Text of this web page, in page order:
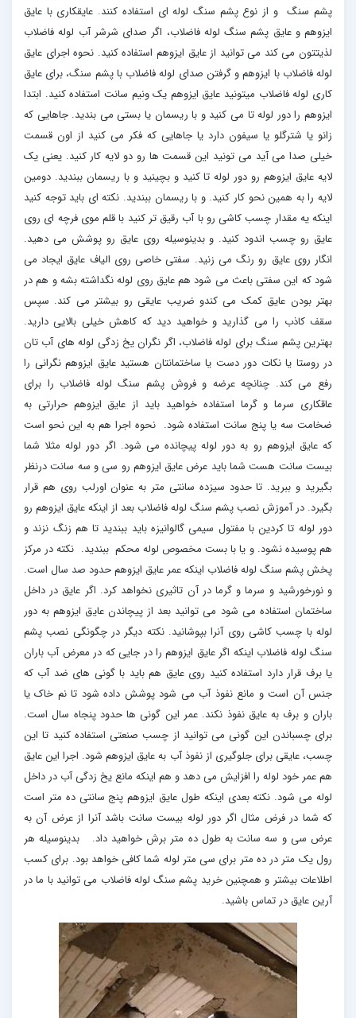
پشم سنگ و از نوع پشم سنگ لوله ای استفاده کنند. عایقکاری با عایق
ایزوهم و عایق پشم سنگ لوله فاضلاب، اگر صدای شرشر آب لوله فاضلاب
لذیتتون می کند می توانید از عایق ایزوهم استفاده کنید. نحوه اجرای عایق
لوله فاضلاب با ایزوهم و گرفتن صدای لوله فاضلاب با پشم سنگ، برای عایق
کاری لوله فاضلاب میتونید عایق ایزوهم یک ونیم سانت استفاده کنید. ابتدا
ایزوهم را دور لوله تا می کنید و با ریسمان یا بستی می بندید. جاهایی که
زانو یا شترگلو یا سیفون دارد یا جاهایی که فکر می کنید از اون قسمت
خیلی صدا می آید می تونید این قسمت ها رو دو لایه کار کنید. یعنی یک
لایه عایق ایزوهم رو دور لوله تا کنید و بچینید و با ریسمان ببندید. دومین
لایه را به همین نحو کار کنید. و با ریسمان ببندید. نکته ای باید توجه کنید
اینکه یه مقدار چسب کاشی رو با آب رقیق تر کنید با قلم موی فرچه ای روی
عایق رو چسب اندود کنید. و بدینوسیله روی عایق رو پوشش می دهید.
انگار روی عایق رو رنگ می زنید. سفتی خاصی روی الیاف عایق ایجاد می
شود که این سفتی باعث می شود هم عایق روی لوله نگداشته بشه و هم در
بهتر بودن عایق کمک می کندو ضریب عایقی رو بیشتر می کند. سپس
سقف کاذب را می گذارید و خواهید دید که کاهش خیلی بالایی دارید.
بهترین پشم سنگ برای لوله فاضلاب، اگر نگران یخ زدگی لوله های آب تان
در روستا یا نکات دور دست یا ساختمانتان هستید عایق ایزوهم نگرانی را
رفع می کند. چنانچه عرضه و فروش پشم سنگ لوله فاضلاب را برای
عاقکاری سرما و گرما استفاده خواهید باید از عایق ایزوهم حرارتی به
ضخامت سه یا پنج سانت استفاده شود. نحوه اجرا هم به این نحو است
که عایق ایزوهم رو به دور لوله پیچانده می شود. اگر دور لوله مثلا شما
بیست سانت هست شما باید عرض عایق ایزوهم رو سی و سه سانت درنظر
بگیرید و ببرید. تا حدود سیزده سانتی متر به عنوان اورلب روی هم قرار
بگیرد. در آموزش نصب پشم سنگ لوله فاضلاب بعد از اینکه عایق ایزوهم رو
دور لوله تا کردین با مفتول سیمی گالوانیزه باید ببندید تا هم زنگ نزند و
هم پوسیده نشود. و یا با بست مخصوص لوله محکم ببندید. نکته در مرکز
پخش پشم سنگ لوله فاضلاب اینکه عمر عایق ایزوهم حدود صد سال است.
و نورخورشید و سرما و گرما در آن تاثیری نخواهد کرد. اگر عایق در داخل
ساختمان استفاده می شود می توانید بعد از پیچاندن عایق ایزوهم به دور
لوله با چسب کاشی روی آنرا بپوشانید. نکته دیگر در چگونگی نصب پشم
سنگ لوله فاضلاب اینکه اگر عایق ایزوهم را در جایی که در معرض آب باران
یا برف قرار دارد استفاده کنید روی عایق هم باید با گونی های ضد آب که
جنس آن است و مانع نفوذ آب می شود پوشش داده شود تا نم خاک یا
باران و برف به عایق نفوذ نکند. عمر این گونی ها حدود پنجاه سال است.
برای چسباندن این گونی می توانید از چسب صنعتی استفاده کنید تا این
چسب، عایقی برای جلوگیری از نفوذ آب به عایق ایزوهم شود. اجرا این عایق
هم عمر خود لوله را افزایش می دهد و هم اینکه مانع یخ زدگی آب در داخل
لوله می شود. نکته بعدی اینکه طول عایق ایزوهم پنج سانتی ده متر است
که شما در فرض مثال اگر دور لوله بیست سانت باشد آنرا از عرض آن به
عرض سی و سه سانت به طول ده متر برش خواهید داد. بدینوسیله هر
رول یک متر در ده متر برای سی متر لوله شما کافی خواهد بود. برای کسب
اطلاعات بیشتر و همچنین خرید پشم سنگ لوله فاضلاب می توانید با ما در
آرین عایق در تماس باشید.